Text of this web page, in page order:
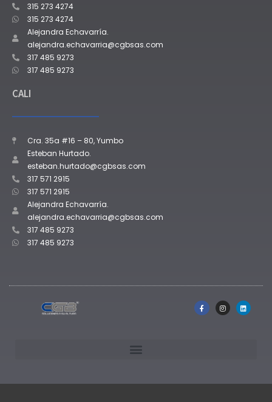
315 273 4274
315 273 4274
Alejandra Echavarría.
alejandra.echavarria@cgbsas.com
317 485 9273
317 485 9273
CALI
Cra. 35a #16 – 80, Yumbo
Esteban Hurtado.
esteban.hurtado@cgbsas.com
317 571 2915
317 571 2915
Alejandra Echavarría.
alejandra.echavarria@cgbsas.com
317 485 9273
317 485 9273